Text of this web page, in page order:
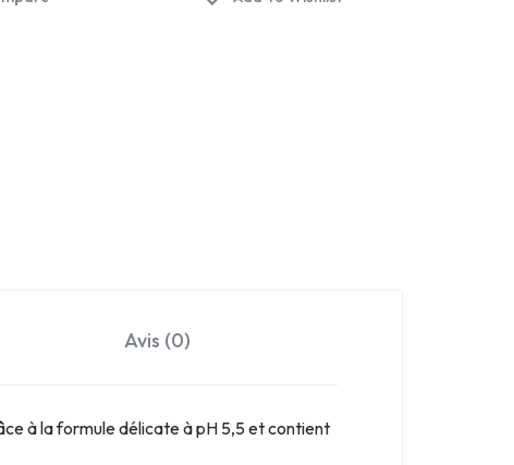
Avis (0)
à la formule délicate à pH 5,5 et contient